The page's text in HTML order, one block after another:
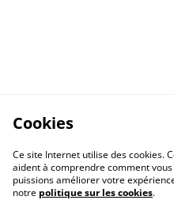
Cookies
Ce site Internet utilise des cookies.
aident à comprendre comment
puissions améliorer votre
notre politique sur les cookies.